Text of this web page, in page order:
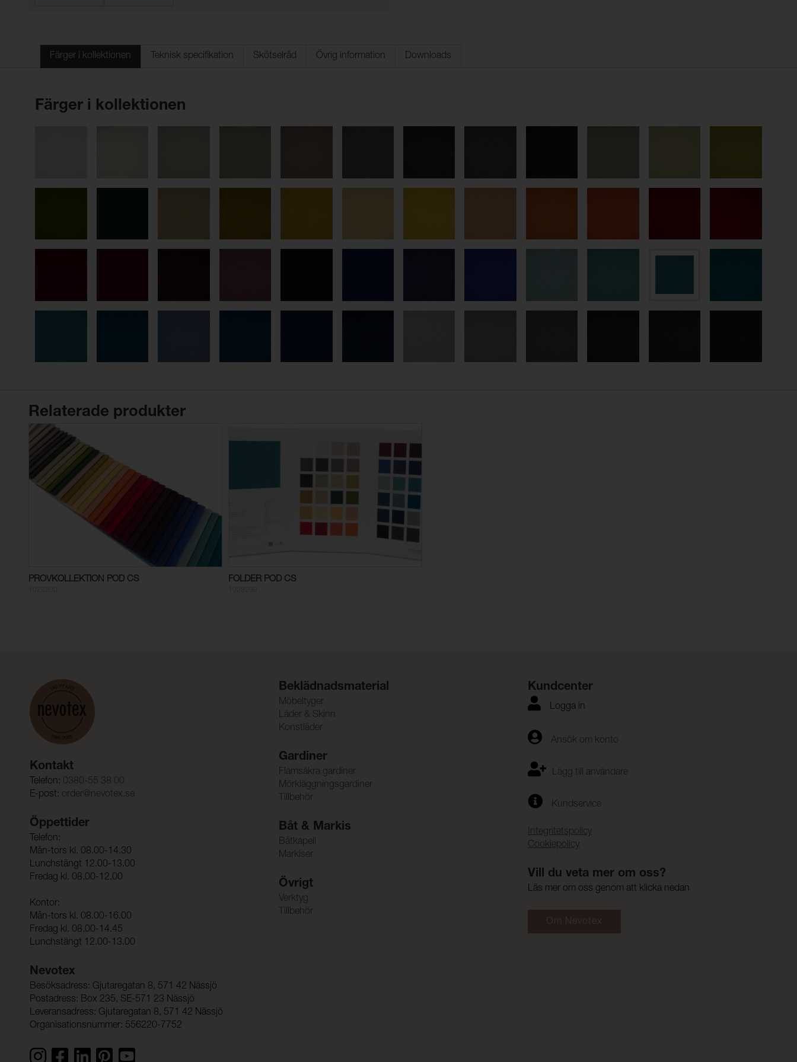
Färger i kollektionen Teknisk specifikation Skötselråd Övrig information Downloads
Färger i kollektionen
Relaterade produkter
PROVKOLLEKTION POD CS FOLDER POD CS
Kontakt
Telefon: 0380-55 38 00
E-post: order@nevotex.se
Öppettider
Telefon:
Mån-tors kl. 08.00-14.30
Lunchstängt 12.00-13.00
Fredag kl. 08.00-12.00
Kontor:
Mån-tors kl. 08.00-16.00
Fredag kl. 08.00-14.45
Lunchstängt 12.00-13.00
Nevotex
Besöksadress: Gjutaregatan 8, 571 42 Nässjö
Postadress: Box 235, SE-571 23 Nässjö
Leveransadress: Gjutaregatan 8, 571 42 Nässjö
Organisationsnummer: 556220-7752
Beklädnadsmaterial
Möbeltyger
Läder & Skinn
Konstläder
Gardiner
Flamsäkra gardiner
Mörkläggningsgardiner
Tillbehör
Båt & Markis
Båtkapell
Markiser
Övrigt
Verktyg
Tillbehör
Kundcenter
Logga in
Ansök om konto
Lägg till användare
Kundservice
Integritetspolicy
Cookiepolicy
Vill du veta mer om oss?
Läs mer om oss genom att klicka nedan
Om Nevotex